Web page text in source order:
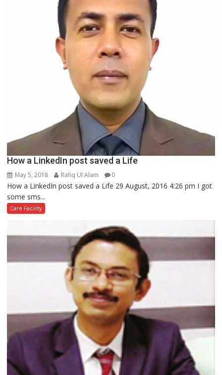
How a LinkedIn post saved a Life
May 5, 2018 Rafiq Ul Alam 0
How a LinkedIn post saved a Life 29 August, 2016 4:26 pm I got
some sms...
Care Facility